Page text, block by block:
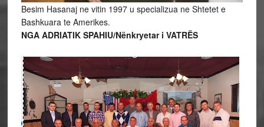
Besim Hasanaj ne vitin 1997 u specializua ne Shtetet e
Bashkuara te Amerikes.
NGA ADRIATIK SPAHIU/Nënkryetar i VATRËS